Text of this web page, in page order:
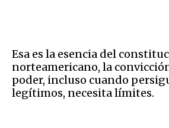
Esa es la esencia del
norteamericano, la
poder, incluso cuando
legítimos, necesita límites.